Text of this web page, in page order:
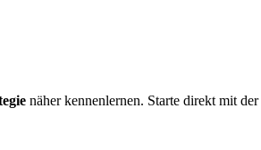
näher kennenlernen. Starte direkt mit der